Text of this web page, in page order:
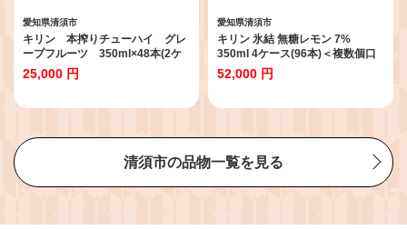
愛知県清須市
キリン 本搾りチューハイ グレ
ープフルーツ 350ml×48本(2ケ
ース)_チューハイ サワー 柑橘 果
汁 果実 缶チューハイ KIRIN 酒 ア
無料【1180987】
25,000 円
愛知県清須市
キリン 氷結 無糖レモン 7%
350ml 4ケース(96本)＜複数個口
で配送＞【4061430】
52,000 円
清須市の品物一覧を見る